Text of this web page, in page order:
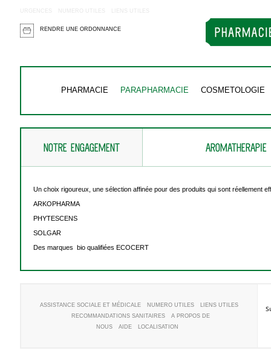
URGENCES NUMERO UTILES LIENS UTILES
RENDRE UNE ORDONNANCE
PHARMACIE PARAPHARMACIE COSMETOLOGIE
NOTRE ENGAGEMENT AROMATHERAPIE
Un choix rigoureux, une sélection affinée pour des produits qui sont réellement
ARKOPHARMA
PHYTESCENS
SOLGAR
Des marques bio qualifiées ECOCERT
ASSISTANCE SOCIALE ET MÉDICALE NUMERO UTILES
LIENS UTILES
RECOMMANDATIONS SANITAIRES
A PROPOS DE
NOUS
AIDE LOCALISATION